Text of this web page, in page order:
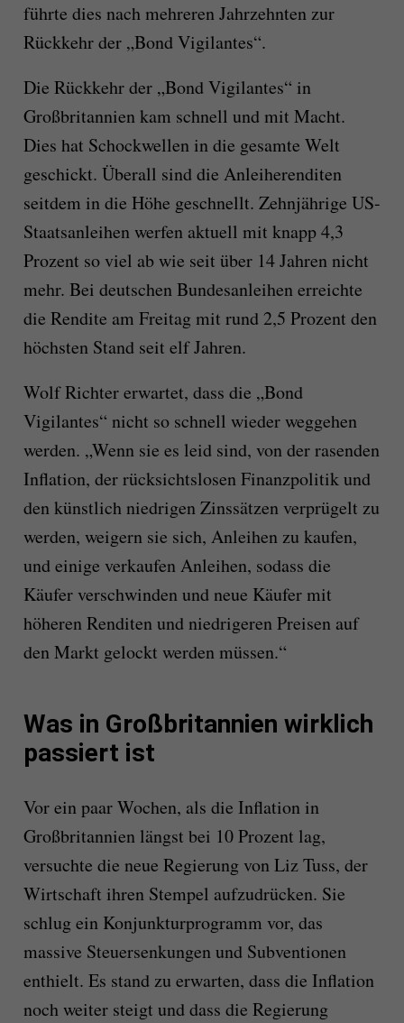
führte dies nach mehreren Jahrzehnten zur
Rückkehr der „Bond Vigilantes“.
Die Rückkehr der „Bond Vigilantes“ in
Großbritannien kam schnell und mit Macht.
Dies hat Schockwellen in die gesamte Welt
geschickt. Überall sind die Anleiherenditen
seitdem in die Höhe geschnellt. Zehnjährige US-
Staatsanleihen werfen aktuell mit knapp 4,3
Prozent so viel ab wie seit über 14 Jahren nicht
mehr. Bei deutschen Bundesanleihen erreichte
die Rendite am Freitag mit rund 2,5 Prozent den
höchsten Stand seit elf Jahren.
Wolf Richter erwartet, dass die „Bond
Vigilantes“ nicht so schnell wieder weggehen
werden. „Wenn sie es leid sind, von der rasenden
Inflation, der rücksichtslosen Finanzpolitik und
den künstlich niedrigen Zinssätzen verprügelt zu
werden, weigern sie sich, Anleihen zu kaufen,
und einige verkaufen Anleihen, sodass die
Käufer verschwinden und neue Käufer mit
höheren Renditen und niedrigeren Preisen auf
den Markt gelockt werden müssen.“
Was in Großbritannien wirklich
passiert ist
Vor ein paar Wochen, als die Inflation in
Großbritannien längst bei 10 Prozent lag,
versuchte die neue Regierung von Liz Tuss, der
Wirtschaft ihren Stempel aufzudrücken. Sie
schlug ein Konjunkturprogramm vor, das
massive Steuersenkungen und Subventionen
enthielt. Es stand zu erwarten, dass die Inflation
noch weiter steigt und dass die Regierung